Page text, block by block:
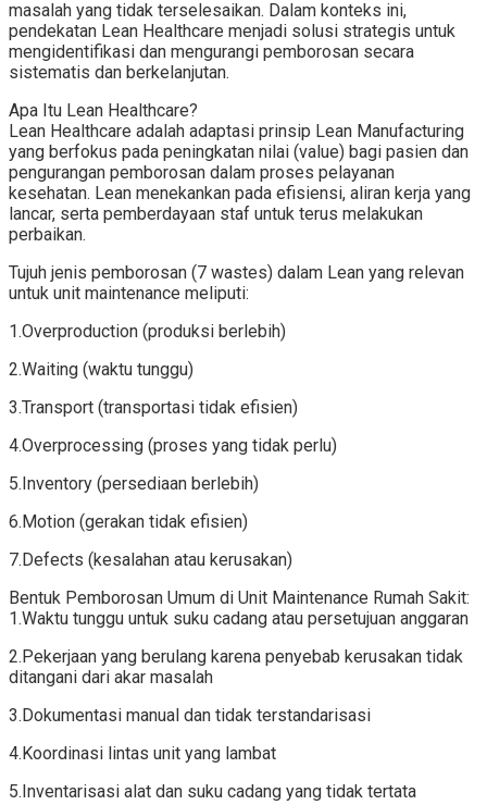
masalah yang tidak terselesaikan. Dalam konteks ini,
pendekatan Lean Healthcare menjadi solusi strategis untuk
mengidentifikasi dan mengurangi pemborosan secara
sistematis dan berkelanjutan.
Apa Itu Lean Healthcare?
Lean Healthcare adalah adaptasi prinsip Lean Manufacturing
yang berfokus pada peningkatan nilai (value) bagi pasien dan
pengurangan pemborosan dalam proses pelayanan
kesehatan. Lean menekankan pada efisiensi, aliran kerja yang
lancar, serta pemberdayaan staf untuk terus melakukan
perbaikan.
Tujuh jenis pemborosan (7 wastes) dalam Lean yang relevan
untuk unit maintenance meliputi:
1.Overproduction (produksi berlebih)
2.Waiting (waktu tunggu)
3.Transport (transportasi tidak efisien)
4.Overprocessing (proses yang tidak perlu)
5.Inventory (persediaan berlebih)
6.Motion (gerakan tidak efisien)
7.Defects (kesalahan atau kerusakan)
Bentuk Pemborosan Umum di Unit Maintenance Rumah Sakit:
1.Waktu tunggu untuk suku cadang atau persetujuan anggaran
2.Pekerjaan yang berulang karena penyebab kerusakan tidak
ditangani dari akar masalah
3.Dokumentasi manual dan tidak terstandarisasi
4.Koordinasi lintas unit yang lambat
5.Inventarisasi alat dan suku cadang yang tidak tertata